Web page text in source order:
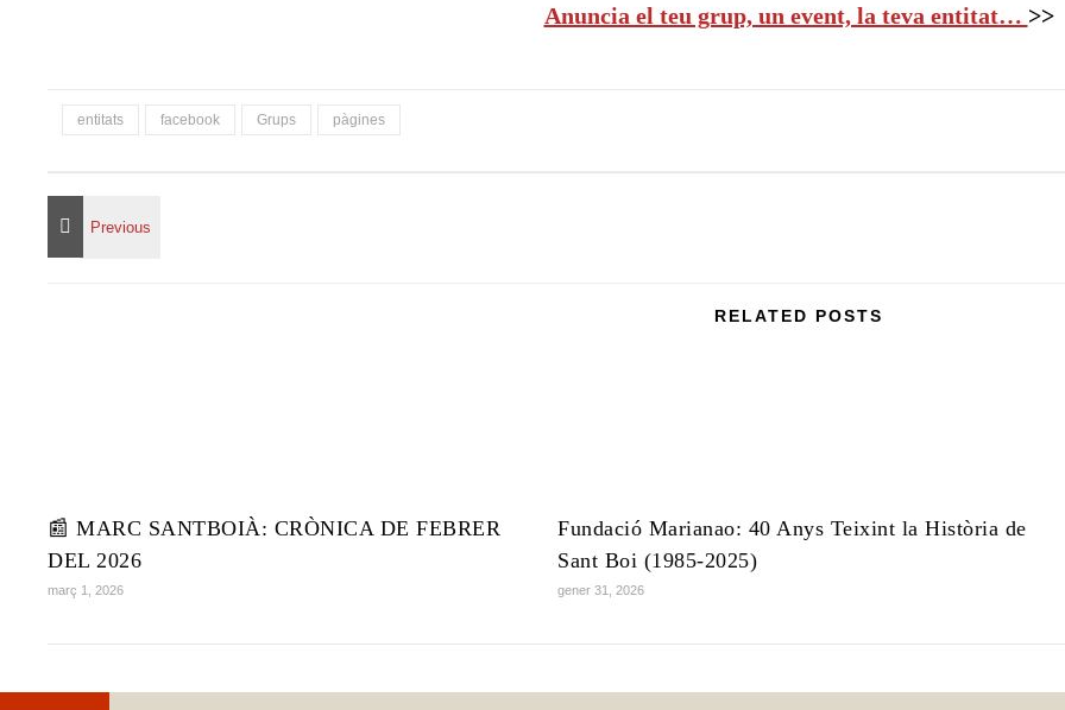
Anuncia el teu grup, un event, la teva entitat… >>
entitats facebook Grups pàgines
RELATED POSTS
📰 MARC SANTBOIÀ: CRÒNICA DE FEBRER
DEL 2026
març 1, 2026
Fundació Marianao: 40 Anys Teixint la Història de
Sant Boi (1985-2025)
gener 31, 2026